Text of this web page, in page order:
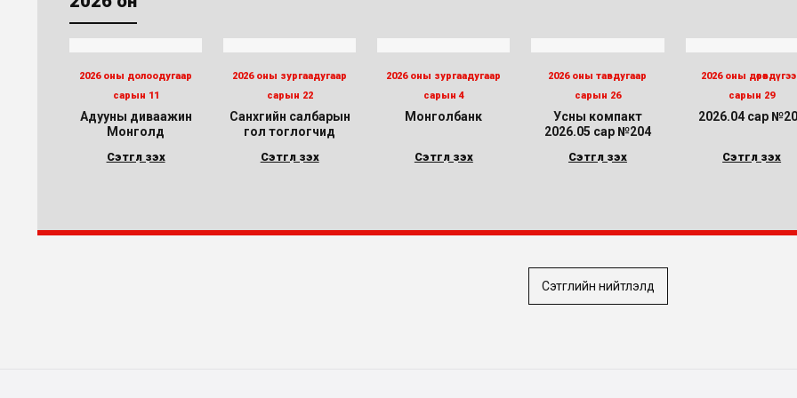
2026 оны долоодугаар
сарын 11
Адууны диваажин
Монголд
Сэтгүүл үзэх
2026 оны зургаадугаар
сарын 22
Санхүүгийн салбарын
гол тоглогчид
Сэтгүүл үзэх
2026 оны зургаадугаар
сарын 4
Монголбанк
Сэтгүүл үзэх
2026 оны тавдугаар
сарын 26
Усны компакт
2026.05 сар №204
Сэтгүүл үзэх
2026 оны
сарын 29
2026.04 сар
Сэтгүүл үзэх
Сэтгүүлийн нийтлэлүүд